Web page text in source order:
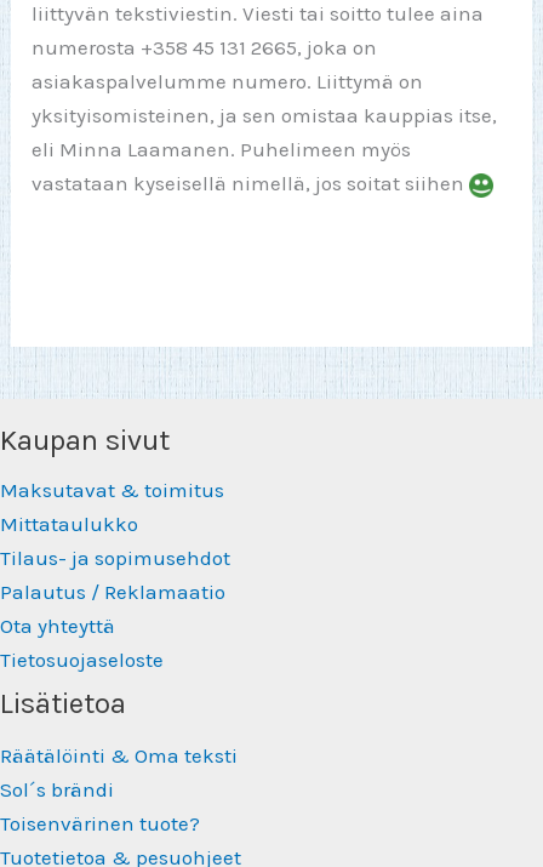
liittyvän tekstiviestin. Viesti tai soitto tulee aina
numerosta +358 45 131 2665, joka on
asiakaspalvelumme numero. Liittymä on
yksityisomisteinen, ja sen omistaa kauppias itse,
eli Minna Laamanen. Puhelimeen myös
vastataan kyseisellä nimellä, jos soitat siihen
Kaupan sivut
Maksutavat & toimitus
Mittataulukko
Tilaus- ja sopimusehdot
Palautus / Reklamaatio
Ota yhteyttä
Tietosuojaseloste
Lisätietoa
Räätälöinti & Oma teksti
Sol´s brändi
Toisenvärinen tuote?
Tuotetietoa & pesuohjeet